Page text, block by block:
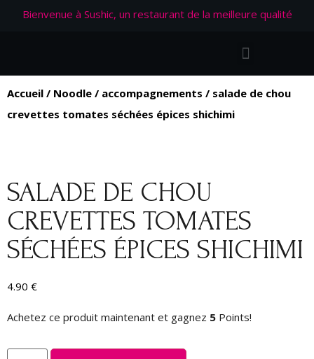
Bienvenue à Sushic, un restaurant de la meilleure qualité
Accueil / Noodle / accompagnements / salade de chou
crevettes tomates séchées épices shichimi
SALADE DE CHOU
CREVETTES TOMATES
SÉCHÉES ÉPICES SHICHIMI
4.90 €
Achetez ce produit maintenant et gagnez 5 Points!